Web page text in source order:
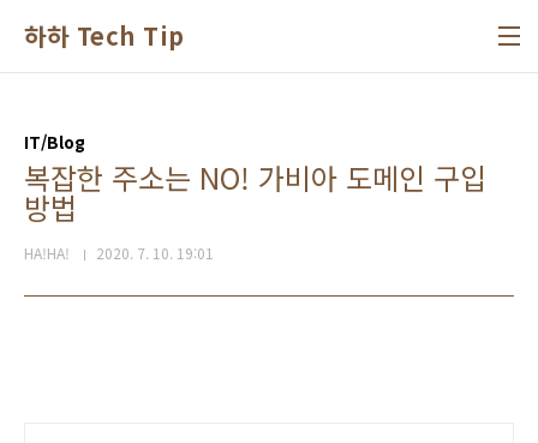
하하 Tech Tip
IT/Blog
복잡한 주소는 NO! 가비아 도메인 구입
방법
HA!HA! 2020. 7. 10. 19:01